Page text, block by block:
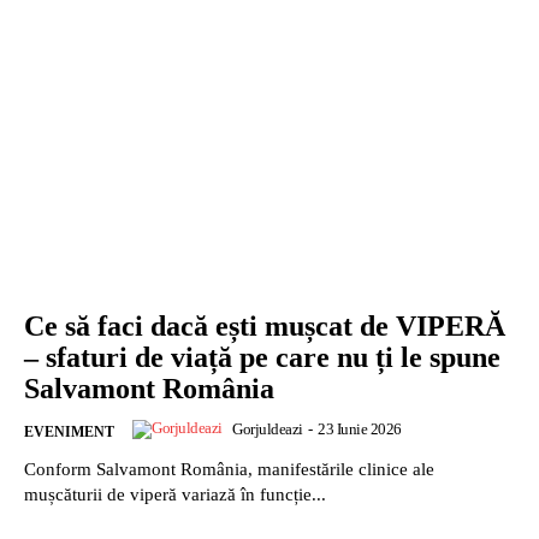
Ce să faci dacă ești mușcat de VIPERĂ
– sfaturi de viață pe care nu ți le spune
Salvamont România
EVENIMENT Gorjuldeazi - 23 Iunie 2026
Conform Salvamont România, manifestările clinice ale
mușcăturii de viperă variază în funcție...